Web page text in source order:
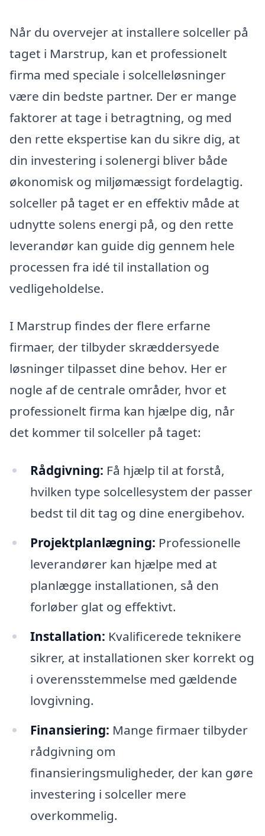
Når du overvejer at installere solceller på
taget i Marstrup, kan et professionelt
firma med speciale i solcelleløsninger
være din bedste partner. Der er mange
faktorer at tage i betragtning, og med
den rette ekspertise kan du sikre dig, at
din investering i solenergi bliver både
økonomisk og miljømæssigt fordelagtig.
solceller på taget er en effektiv måde at
udnytte solens energi på, og den rette
leverandør kan guide dig gennem hele
processen fra idé til installation og
vedligeholdelse.
I Marstrup findes der flere erfarne
firmaer, der tilbyder skræddersyede
løsninger tilpasset dine behov. Her er
nogle af de centrale områder, hvor et
professionelt firma kan hjælpe dig, når
det kommer til solceller på taget:
Rådgivning: Få hjælp til at forstå,
hvilken type solcellesystem der passer
bedst til dit tag og dine energibehov.
Projektplanlægning: Professionelle
leverandører kan hjælpe med at
planlægge installationen, så den
forløber glat og effektivt.
Installation: Kvalificerede teknikere
sikrer, at installationen sker korrekt og
i overensstemmelse med gældende
lovgivning.
Finansiering: Mange firmaer tilbyder
rådgivning om
finansieringsmuligheder, der kan gøre
investering i solceller mere
overkommelig.